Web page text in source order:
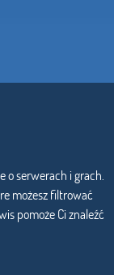
o serwerach i grach.
możesz filtrować
pomoże Ci znaleźć